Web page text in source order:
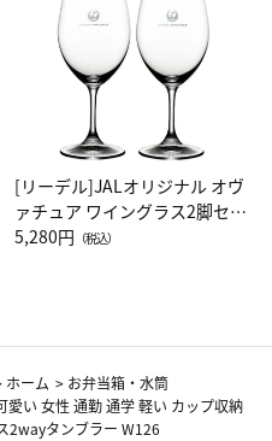
[リーデル]JALオリジナル オヴ
ァチュア ワイングラス2脚セッ
ト（レッドワイン）
5,280円 （税込）
ホーム > お弁当箱・水筒
愛い 女性 通勤 通学 軽い カップ収納
2wayタンブラー W126